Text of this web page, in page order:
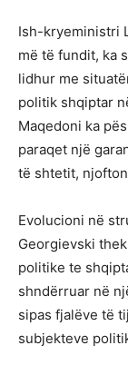
Ish-kryeministri
më të fundit, ka
lidhur me
politik shqiptar
Maqedoni ka
paraqet një
të shtetit,
Evolucioni në
​Georgievski
politike te
shndërruar në
sipas fjalëve të
subjekteve